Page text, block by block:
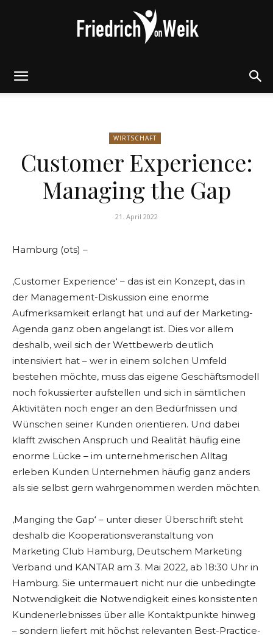
von
Weik
WIRTSCHAFT
Customer Experience:
Managing the Gap
21. April 2022
Hamburg (ots) –
‚Customer Experience‘ – das ist ein Konzept, das in
der Management-Diskussion eine enorme
Aufmerksamkeit erlangt hat und auf der Marketing-
Agenda ganz oben angelangt ist. Dies vor allem
deshalb, weil sich der Wettbewerb deutlich
intensiviert hat – wer in einem solchen Umfeld
bestehen möchte, muss das eigene Geschäftsmodell
noch fokussierter aufstellen und sich in sämtlichen
Aktivitäten noch enger an den Bedürfnissen und
Wünschen seiner Kunden orientieren. Und dabei
klafft zwischen Anspruch und Realität häufig eine
enorme Lücke – im unternehmerischen Alltag
erleben Kunden Unternehmen häufig ganz anders
als sie selbst gern wahrgenommen werden möchten.
‚Manging the Gap‘ – unter dieser Überschrift steht
deshalb die Kooperationsveranstaltung von
Marketing Club Hamburg, Deutschem Marketing
Verband und KANTAR am 3. Mai 2022, ab 18:30 Uhr in
Hamburg. Sie untermauert nicht nur die unbedingte
Notwendigkeit die Notwendigkeit eines konsistenten
Kundenerlebnisses über alle Kontaktpunkte hinweg
– sondern liefert mit höchst relevanten Best-Practice-